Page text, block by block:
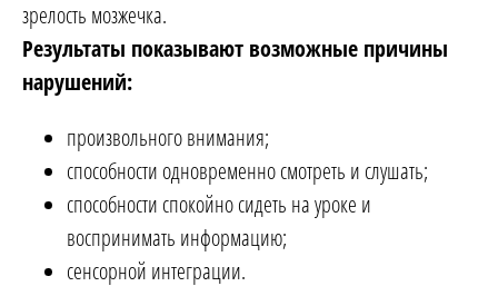
зрелость мозжечка.
Результаты показывают возможные причины
нарушений:
произвольного внимания;
способности одновременно смотреть и слушать;
способности спокойно сидеть на уроке и
воспринимать информацию;
сенсорной интеграции.